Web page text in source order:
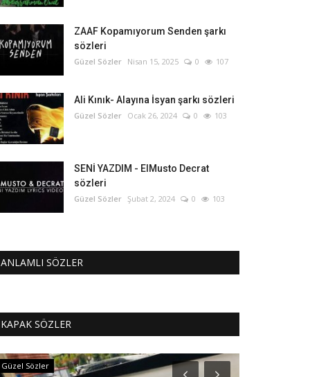
ZAAF Kopamıyorum Senden şarkı
sözleri
Güzel Sözler Nisan 15, 2025 0 107
Ali Kınık- Alayına İsyan şarkı sözleri
Güzel Sözler Ocak 26, 2024 0 103
SENİ YAZDIM - ElMusto Decrat
sözleri
Güzel Sözler Şubat 2, 2024 0 103
ANLAMLI SÖZLER
KAPAK SÖZLER
Güzel Sözler